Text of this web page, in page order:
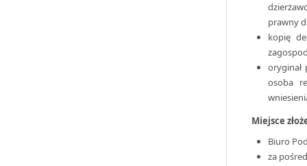
prawny
kopię
oryginał
osoba
Miejsce
Biuro
za